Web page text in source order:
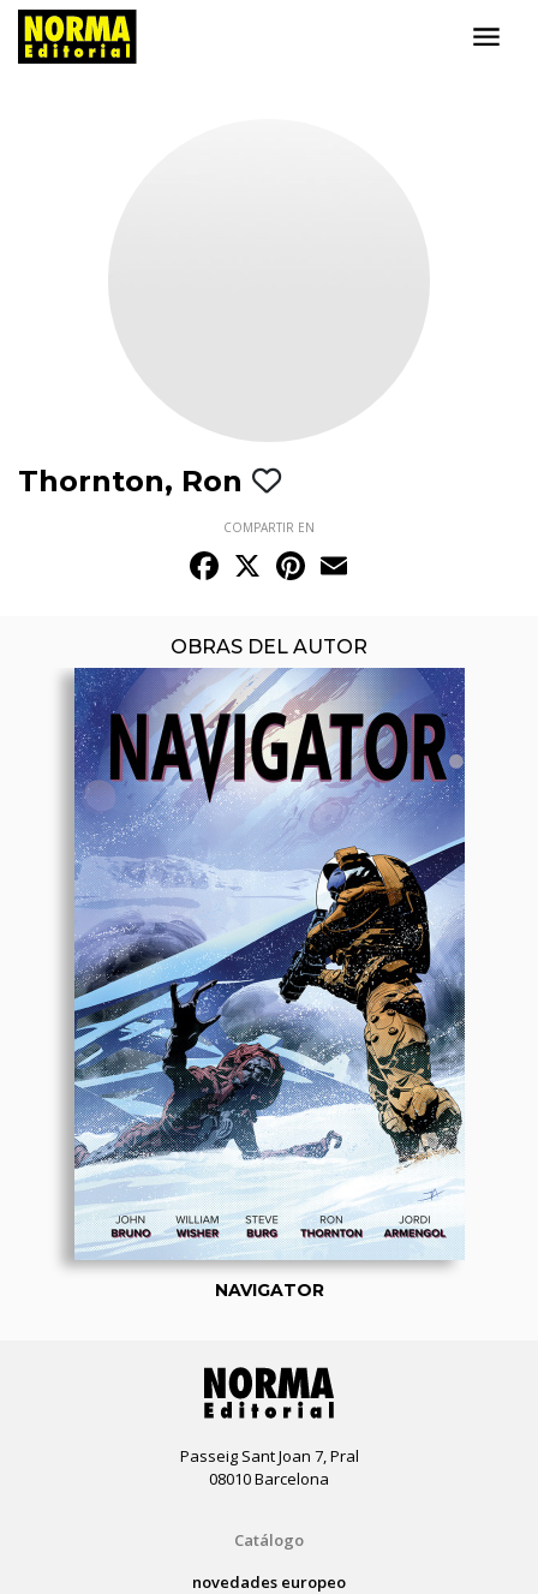
Thornton, Ron
COMPARTIR EN
Facebook
X Pinterest
OBRAS DEL AUTOR
NAVIGATOR
Passeig Sant Joan 7, Pral
08010 Barcelona
Catálogo
novedades europeo